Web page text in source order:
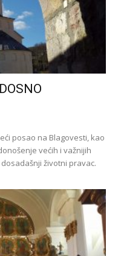
posao na Blagovesti, kao
većih i važnijih
životni pravac.